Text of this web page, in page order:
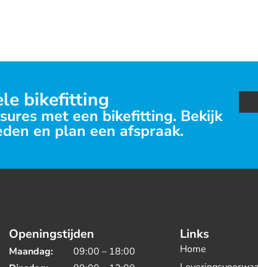
bikefitting
met een bikefitting. Bekijk
en plan een afspraak.
Openingstijden
Maandag:
09:00 – 18:00
Links
Home